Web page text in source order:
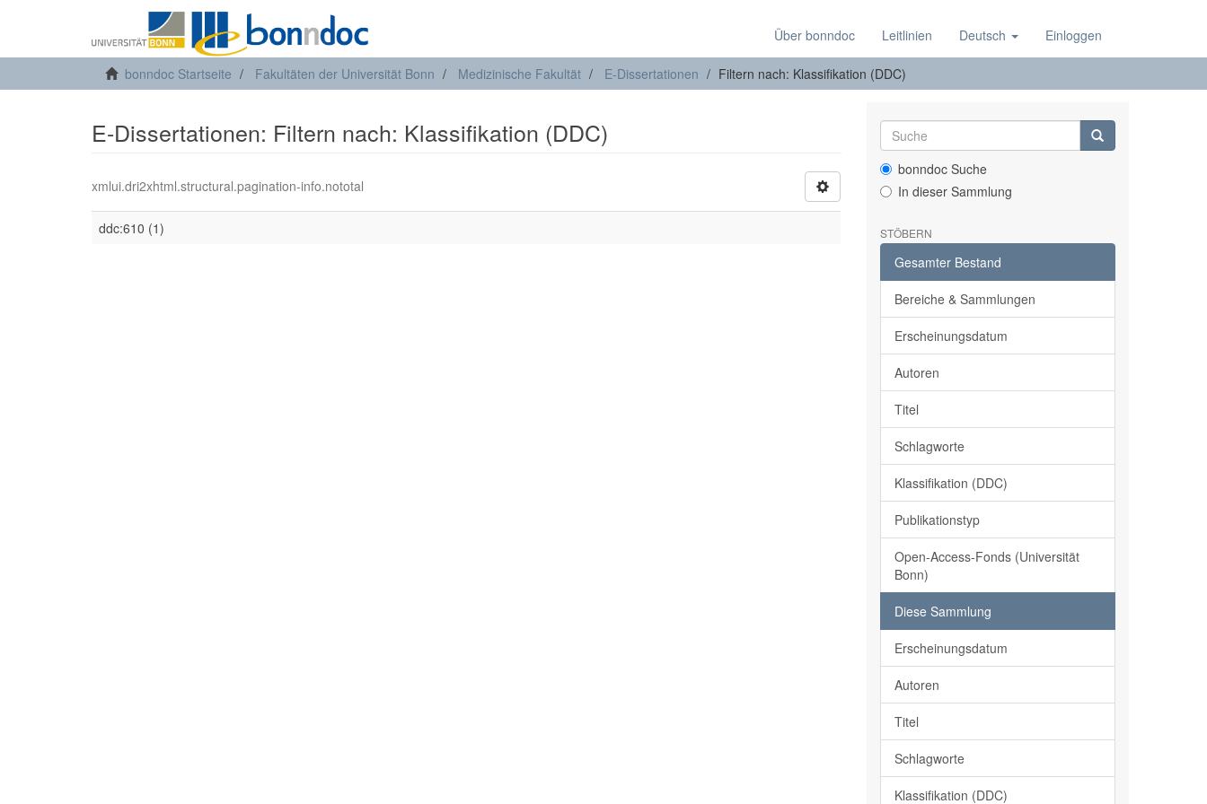
Über bonndoc Leitlinien Deutsch Einloggen
bonndoc Startseite Fakultäten der Universität Bonn Medizinische Fakultät E-Dissertationen Filtern nach: Klassifikation (DDC)
E-Dissertationen: Filtern nach: Klassifikation (DDC)
xmlui.dri2xhtml.structural.pagination-info.nototal
ddc:610 (1)
bonndoc Suche
In dieser Sammlung
STÖBERN
Gesamter Bestand
Bereiche & Sammlungen
Erscheinungsdatum
Autoren
Titel
Schlagworte
Klassifikation (DDC)
Publikationstyp
Open-Access-Fonds (Universität
Bonn)
Diese Sammlung
Erscheinungsdatum
Autoren
Titel
Schlagworte
Klassifikation (DDC)